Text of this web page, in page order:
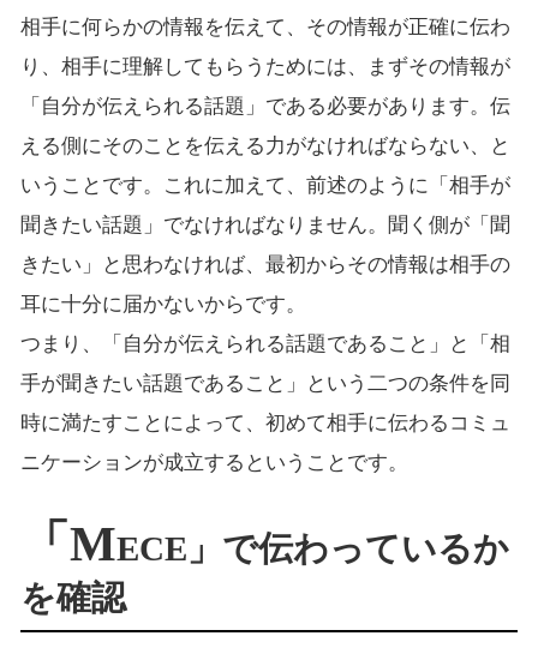
相手に何らかの情報を伝えて、その情報が正確に伝わ
り、相手に理解してもらうためには、まずその情報が
「自分が伝えられる話題」である必要があります。伝
える側にそのことを伝える力がなければならない、と
いうことです。これに加えて、前述のように「相手が
聞きたい話題」でなければなりません。聞く側が「聞
きたい」と思わなければ、最初からその情報は相手の
耳に十分に届かないからです。
つまり、「自分が伝えられる話題であること」と「相
手が聞きたい話題であること」という二つの条件を同
時に満たすことによって、初めて相手に伝わるコミュ
ニケーションが成立するということです。
「MECE」で伝わっているか
を確認